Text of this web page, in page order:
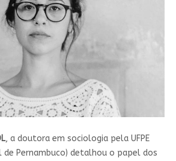
, a doutora em sociologia pela UFPE
de Pernambuco) detalhou o papel dos